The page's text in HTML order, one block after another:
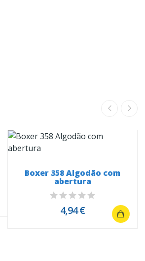
Boxer 358 Algodão com
abertura
4,94 €